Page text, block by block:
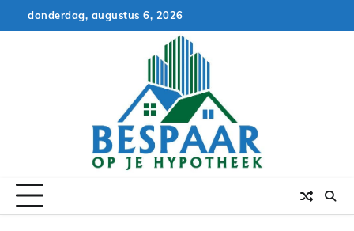
to
donderdag, augustus 6, 2026